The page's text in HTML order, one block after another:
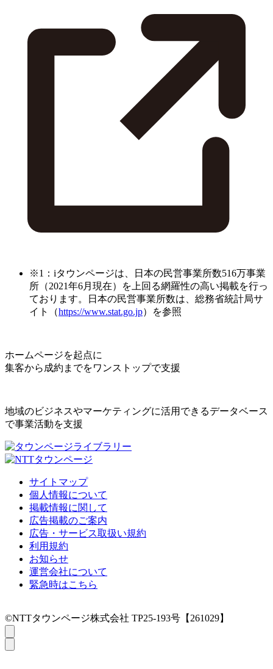
※1：iタウンページは、日本の民営事業所数516万事業
所（2021年6月現在）を上回る網羅性の高い掲載を行っ
ております。日本の民営事業所数は、総務省統計局サ
イト（https://www.stat.go.jp）を参照
ホームページを起点に
集客から成約までをワンストップで支援
地域のビジネスやマーケティングに活用できるデータベース
で事業活動を支援
サイトマップ
個人情報について
掲載情報に関して
広告掲載のご案内
広告・サービス取扱い規約
利用規約
お知らせ
運営会社について
緊急時はこちら
©NTTタウンページ株式会社 TP25-193号【261029】